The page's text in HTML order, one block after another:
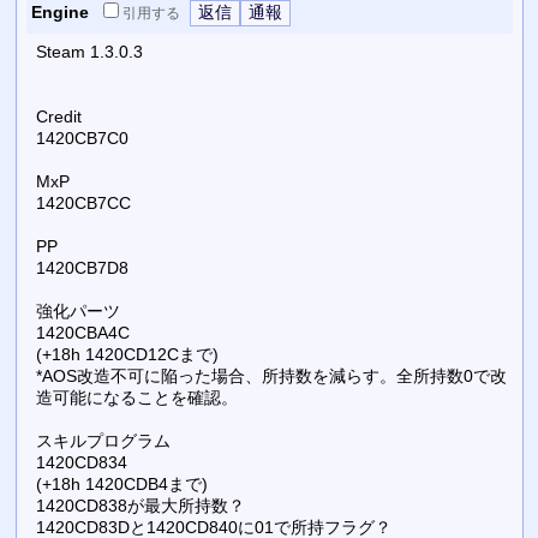
Engine
引用する
Steam 1.3.0.3
Credit
1420CB7C0
MxP
1420CB7CC
PP
1420CB7D8
強化パーツ
1420CBA4C
(+18h 1420CD12Cまで)
*AOS改造不可に陥った場合、所持数を減らす。全所持数0で改
造可能になることを確認。
スキルプログラム
1420CD834
(+18h 1420CDB4まで)
1420CD838が最大所持数？
1420CD83Dと1420CD840に01で所持フラグ？